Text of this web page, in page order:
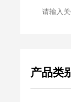
产品类